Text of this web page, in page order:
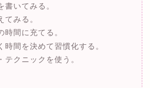
書いてみる。
てみる。
時間に充てる。
時間を決めて習慣化する。
テクニックを使う。